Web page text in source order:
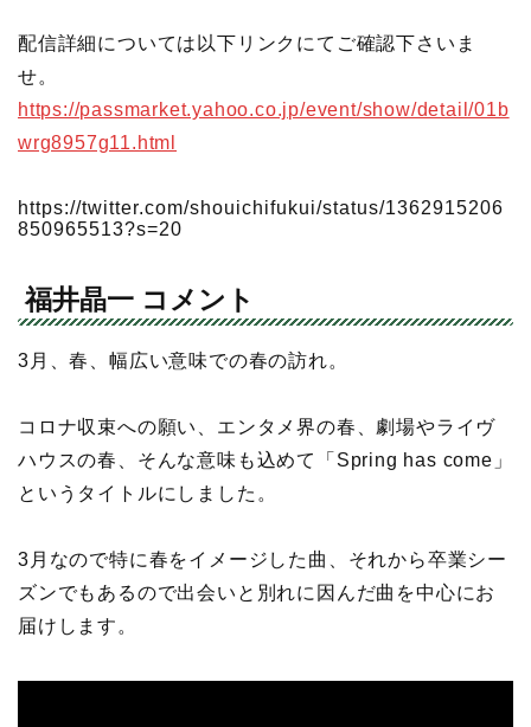
配信詳細については以下リンクにてご確認下さいま
せ。
https://passmarket.yahoo.co.jp/event/show/detail/01b
wrg8957g11.html
https://twitter.com/shouichifukui/status/1362915206
850965513?s=20
福井晶一 コメント
3月、春、幅広い意味での春の訪れ。
コロナ収束への願い、エンタメ界の春、劇場やライヴ
ハウスの春、そんな意味も込めて「Spring has come」
というタイトルにしました。
3月なので特に春をイメージした曲、それから卒業シー
ズンでもあるので出会いと別れに因んだ曲を中心にお
届けします。